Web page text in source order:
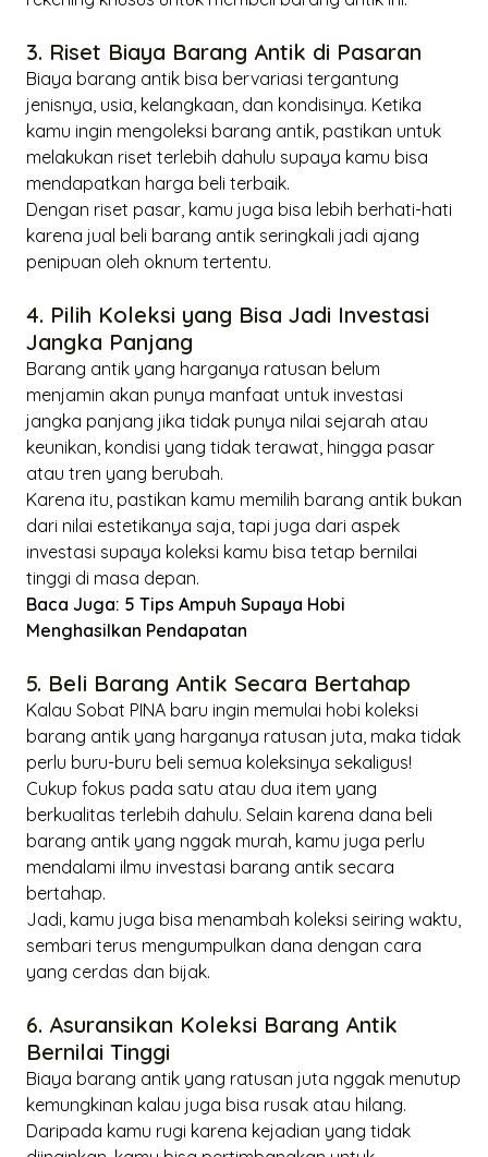
3. Riset Biaya Barang Antik di Pasaran
Biaya barang antik bisa bervariasi tergantung
jenisnya, usia, kelangkaan, dan kondisinya. Ketika
kamu ingin mengoleksi barang antik, pastikan untuk
melakukan riset terlebih dahulu supaya kamu bisa
mendapatkan harga beli terbaik.
Dengan riset pasar, kamu juga bisa lebih berhati-hati
karena jual beli barang antik seringkali jadi ajang
penipuan oleh oknum tertentu.
4. Pilih Koleksi yang Bisa Jadi Investasi
Jangka Panjang
Barang antik yang harganya ratusan belum
menjamin akan punya manfaat untuk investasi
jangka panjang jika tidak punya nilai sejarah atau
keunikan, kondisi yang tidak terawat, hingga pasar
atau tren yang berubah.
Karena itu, pastikan kamu memilih barang antik bukan
dari nilai estetikanya saja, tapi juga dari aspek
investasi supaya koleksi kamu bisa tetap bernilai
tinggi di masa depan.
Baca Juga: 5 Tips Ampuh Supaya Hobi
Menghasilkan Pendapatan
5. Beli Barang Antik Secara Bertahap
Kalau Sobat PINA baru ingin memulai hobi koleksi
barang antik yang harganya ratusan juta, maka tidak
perlu buru-buru beli semua koleksinya sekaligus!
Cukup fokus pada satu atau dua item yang
berkualitas terlebih dahulu. Selain karena dana beli
barang antik yang nggak murah, kamu juga perlu
mendalami ilmu investasi barang antik secara
bertahap.
Jadi, kamu juga bisa menambah koleksi seiring waktu,
sembari terus mengumpulkan dana dengan cara
yang cerdas dan bijak.
6. Asuransikan Koleksi Barang Antik
Bernilai Tinggi
Biaya barang antik yang ratusan juta nggak menutup
kemungkinan kalau juga bisa rusak atau hilang.
Daripada kamu rugi karena kejadian yang tidak